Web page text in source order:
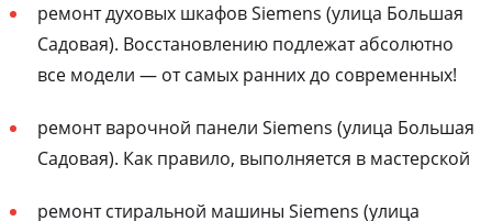
ремонт духовых шкафов Siemens (улица Большая
Садовая). Восстановлению подлежат абсолютно
все модели — от самых ранних до современных!
ремонт варочной панели Siemens (улица Большая
Садовая). Как правило, выполняется в мастерской
ремонт стиральной машины Siemens (улица